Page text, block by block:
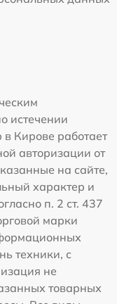
истечении
Кирове работает
авторизации от
на сайте,
характер и
п. 2 ст. 437
марки
техники, с
не
товарных